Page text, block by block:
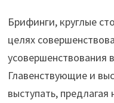
Брифинги, круглые
целях
усовершенствования
Главенствующие и
выступать,